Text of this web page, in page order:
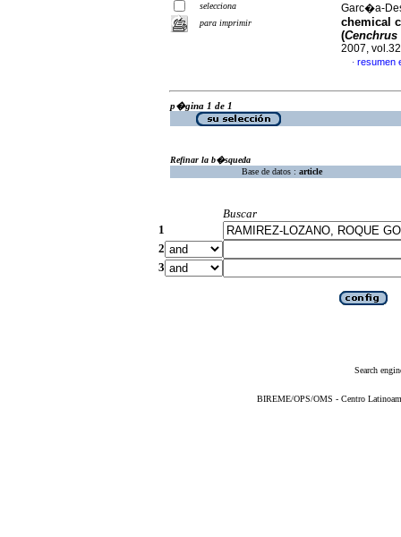
selecciona
para imprimir
Garc�a-
chemical
(
2007,
· resumen
p�gina 1 de 1
Refinar la b�squeda
Base de datos : article
Buscar
1
2
3
Search
BIREME/OPS/OMS - Centro